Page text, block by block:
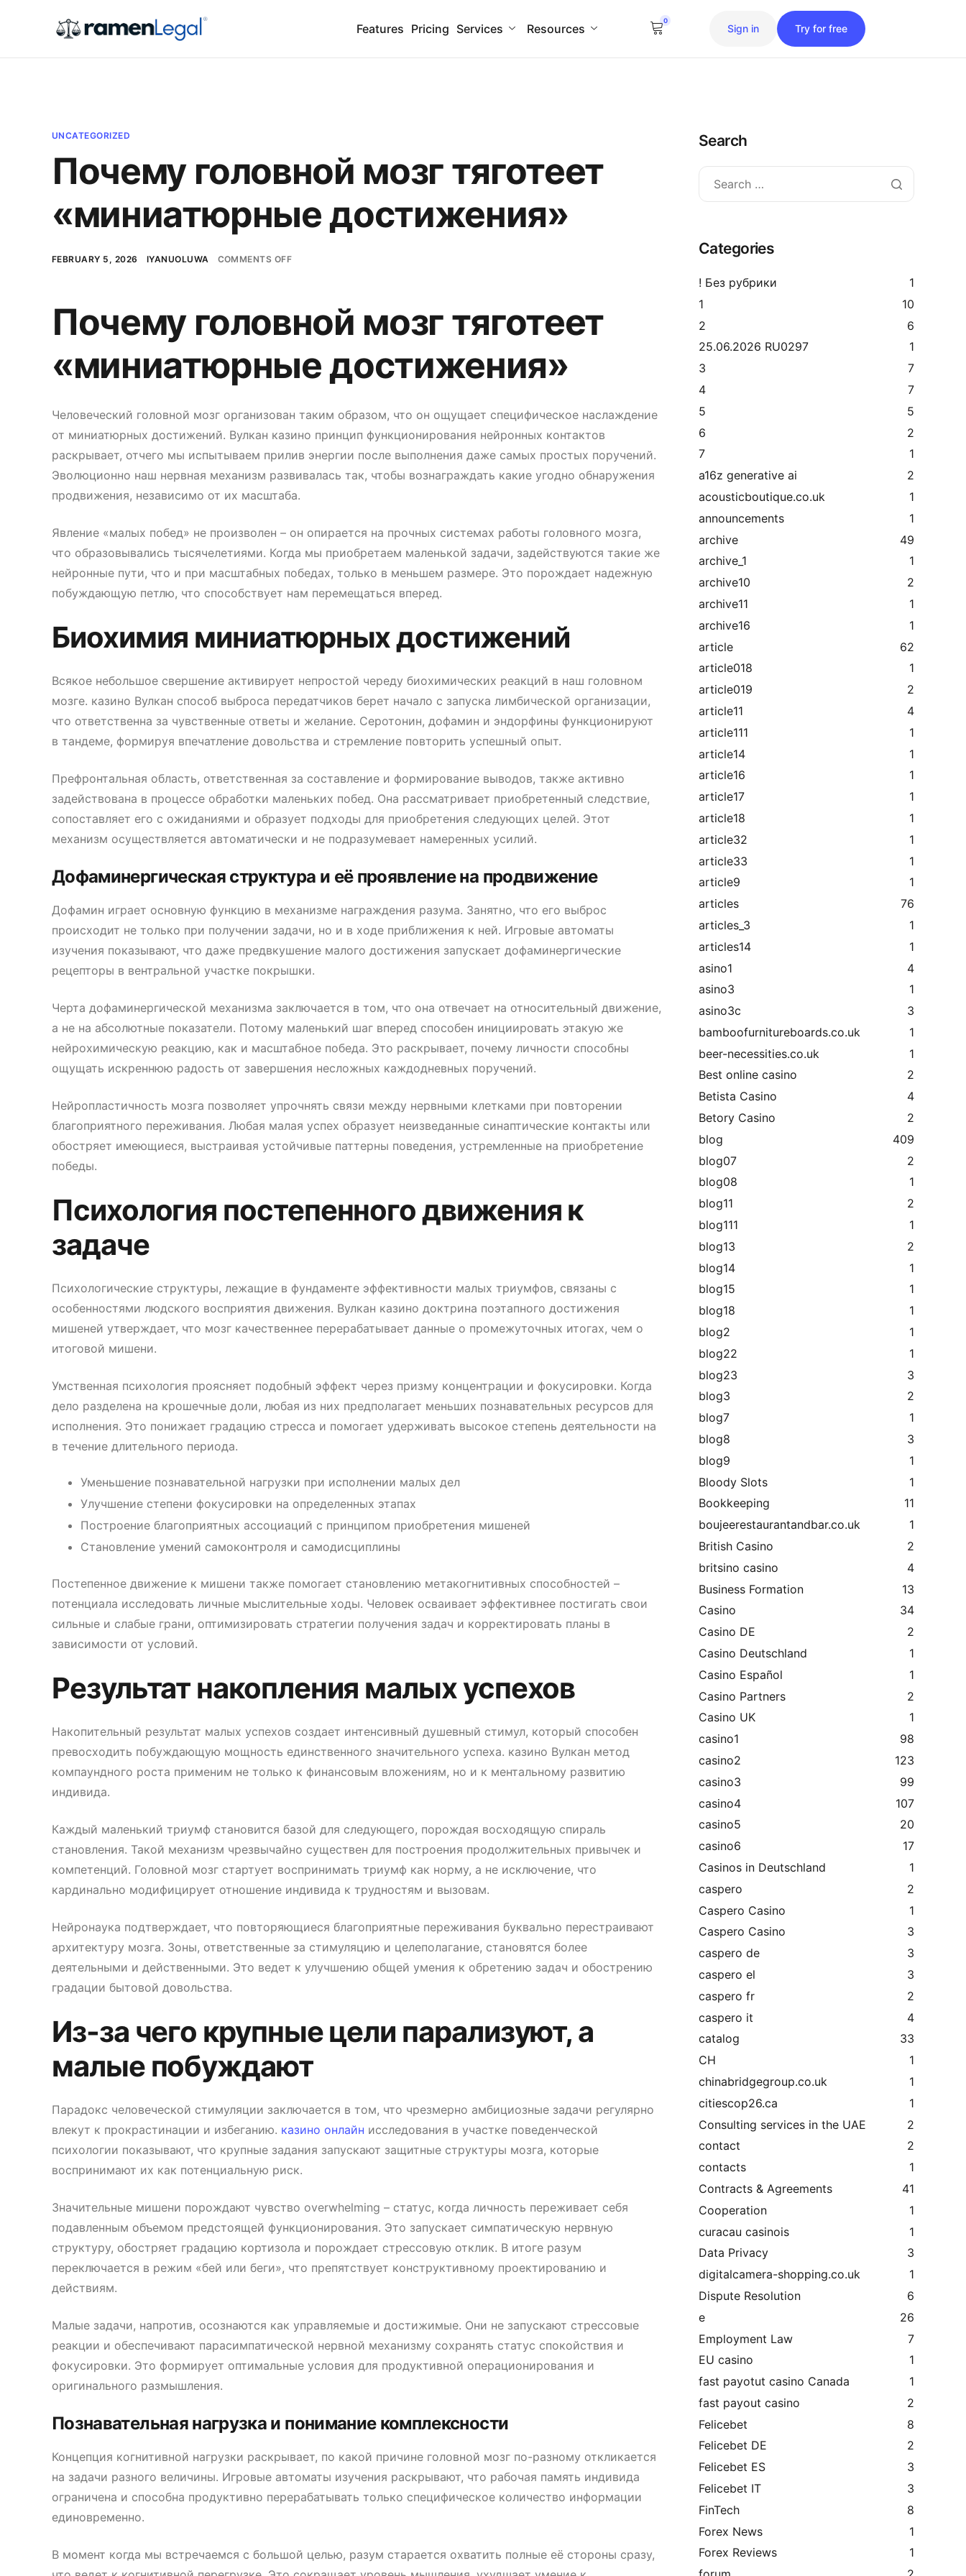
Features Pricing Services Resources
0
Sign in Try for free
UNCATEGORIZED
Почему головной мозг тяготеет
«миниатюрные достижения»
FEBRUARY 5, 2026 IYANUOLUWA COMMENTS OFF
Почему головной мозг тяготеет
«миниатюрные достижения»
Человеческий головной мозг организован таким образом, что он ощущает специфическое наслаждение
от миниатюрных достижений. Вулкан казино принцип функционирования нейронных контактов
раскрывает, отчего мы испытываем прилив энергии после выполнения даже самых простых поручений.
Эволюционно наш нервная механизм развивалась так, чтобы вознаграждать какие угодно обнаружения
продвижения, независимо от их масштаба.
Явление «малых побед» не произволен – он опирается на прочных системах работы головного мозга,
что образовывались тысячелетиями. Когда мы приобретаем маленькой задачи, задействуются такие же
нейронные пути, что и при масштабных победах, только в меньшем размере. Это порождает надежную
побуждающую петлю, что способствует нам перемещаться вперед.
Биохимия миниатюрных достижений
Всякое небольшое свершение активирует непростой череду биохимических реакций в наш головном
мозге. казино Вулкан способ выброса передатчиков берет начало с запуска лимбической организации,
что ответственна за чувственные ответы и желание. Серотонин, дофамин и эндорфины функционируют
в тандеме, формируя впечатление довольства и стремление повторить успешный опыт.
Префронтальная область, ответственная за составление и формирование выводов, также активно
задействована в процессе обработки маленьких побед. Она рассматривает приобретенный следствие,
сопоставляет его с ожиданиями и образует подходы для приобретения следующих целей. Этот
механизм осуществляется автоматически и не подразумевает намеренных усилий.
Дофаминергическая структура и её проявление на продвижение
Дофамин играет основную функцию в механизме награждения разума. Занятно, что его выброс
происходит не только при получении задачи, но и в ходе приближения к ней. Игровые автоматы
изучения показывают, что даже предвкушение малого достижения запускает дофаминергические
рецепторы в вентральной участке покрышки.
Черта дофаминергической механизма заключается в том, что она отвечает на относительный движение,
а не на абсолютные показатели. Потому маленький шаг вперед способен инициировать этакую же
нейрохимическую реакцию, как и масштабное победа. Это раскрывает, почему личности способны
ощущать искреннюю радость от завершения несложных каждодневных поручений.
Нейропластичность мозга позволяет упрочнять связи между нервными клетками при повторении
благоприятного переживания. Любая малая успех образует неизведанные синаптические контакты или
обостряет имеющиеся, выстраивая устойчивые паттерны поведения, устремленные на приобретение
победы.
Психология постепенного движения к
задаче
Психологические структуры, лежащие в фундаменте эффективности малых триумфов, связаны с
особенностями людского восприятия движения. Вулкан казино доктрина поэтапного достижения
мишеней утверждает, что мозг качественнее перерабатывает данные о промежуточных итогах, чем о
итоговой мишени.
Умственная психология проясняет подобный эффект через призму концентрации и фокусировки. Когда
дело разделена на крошечные доли, любая из них предполагает меньших познавательных ресурсов для
исполнения. Это понижает градацию стресса и помогает удерживать высокое степень деятельности на
в течение длительного периода.
Уменьшение познавательной нагрузки при исполнении малых дел
Улучшение степени фокусировки на определенных этапах
Построение благоприятных ассоциаций с принципом приобретения мишеней
Становление умений самоконтроля и самодисциплины
Постепенное движение к мишени также помогает становлению метакогнитивных способностей –
потенциала исследовать личные мыслительные ходы. Человек осваивает эффективнее постигать свои
сильные и слабые грани, оптимизировать стратегии получения задач и корректировать планы в
зависимости от условий.
Результат накопления малых успехов
Накопительный результат малых успехов создает интенсивный душевный стимул, который способен
превосходить побуждающую мощность единственного значительного успеха. казино Вулкан метод
компаундного роста применим не только к финансовым вложениям, но и к ментальному развитию
индивида.
Каждый маленький триумф становится базой для следующего, порождая восходящую спираль
становления. Такой механизм чрезвычайно существен для построения продолжительных привычек и
компетенций. Головной мозг стартует воспринимать триумф как норму, а не исключение, что
кардинально модифицирует отношение индивида к трудностям и вызовам.
Нейронаука подтверждает, что повторяющиеся благоприятные переживания буквально перестраивают
архитектуру мозга. Зоны, ответственные за стимуляцию и целеполагание, становятся более
деятельными и действенными. Это ведет к улучшению общей умения к обретению задач и обострению
градации бытовой довольства.
Из-за чего крупные цели парализуют, а
малые побуждают
Парадокс человеческой стимуляции заключается в том, что чрезмерно амбициозные задачи регулярно
влекут к прокрастинации и избеганию. казино онлайн исследования в участке поведенческой
психологии показывают, что крупные задания запускают защитные структуры мозга, которые
воспринимают их как потенциальную риск.
Значительные мишени порождают чувство overwhelming – статус, когда личность переживает себя
подавленным объемом предстоящей функционирования. Это запускает симпатическую нервную
структуру, обостряет градацию кортизола и порождает стрессовую отклик. В итоге разум
переключается в режим «бей или беги», что препятствует конструктивному проектированию и
действиям.
Малые задачи, напротив, осознаются как управляемые и достижимые. Они не запускают стрессовые
реакции и обеспечивают парасимпатической нервной механизму сохранять статус спокойствия и
фокусировки. Это формирует оптимальные условия для продуктивной операционирования и
оригинального размышления.
Познавательная нагрузка и понимание комплексности
Концепция когнитивной нагрузки раскрывает, по какой причине головной мозг по-разному откликается
на задачи разного величины. Игровые автоматы изучения раскрывают, что рабочая память индивида
ограничена и способна продуктивно перерабатывать только специфическое количество информации
единовременно.
В момент когда мы встречаемся с большой целью, разум старается охватить полные её стороны сразу,
Search
Categories
! Без рубрики
1
1
10
2
6
25.06.2026 RU0297
1
3
7
4
7
5
5
6
2
7
1
a16z generative ai
2
acousticboutique.co.uk
1
announcements
1
archive
49
archive_1
1
archive10
2
archive11
1
archive16
1
article
62
article018
1
article019
2
article11
4
article111
1
article14
1
article16
1
article17
1
article18
1
article32
1
article33
1
article9
1
articles
76
articles_3
1
articles14
1
asino1
4
asino3
1
asino3c
3
bamboofurnitureboards.co.uk
1
beer-necessities.co.uk
1
Best online casino
2
Betista Casino
4
Betory Casino
2
blog
409
blog07
2
blog08
1
blog11
2
blog111
1
blog13
2
blog14
1
blog15
1
blog18
1
blog2
1
blog22
1
blog23
3
blog3
2
blog7
1
blog8
3
blog9
1
Bloody Slots
1
Bookkeeping
11
boujeerestaurantandbar.co.uk
1
British Casino
2
britsino casino
4
Business Formation
13
Casino
34
Casino DE
2
Casino Deutschland
1
Casino Español
1
Casino Partners
2
Casino UK
1
casino1
98
casino2
123
casino3
99
casino4
107
casino5
20
casino6
17
Casinos in Deutschland
1
caspero
2
Caspero Casino
1
Caspero Casino
3
caspero de
3
caspero el
3
caspero fr
2
caspero it
4
catalog
33
CH
1
chinabridgegroup.co.uk
1
citiescop26.ca
1
Consulting services in the UAE
2
contact
2
contacts
1
Contracts & Agreements
41
Cooperation
1
curacau casinois
1
Data Privacy
3
digitalcamera-shopping.co.uk
1
Dispute Resolution
6
e
26
Employment Law
7
EU casino
1
fast payotut casino Canada
1
fast payout casino
2
Felicebet
8
Felicebet DE
2
Felicebet ES
3
Felicebet IT
3
FinTech
8
Forex News
1
Forex Reviews
1